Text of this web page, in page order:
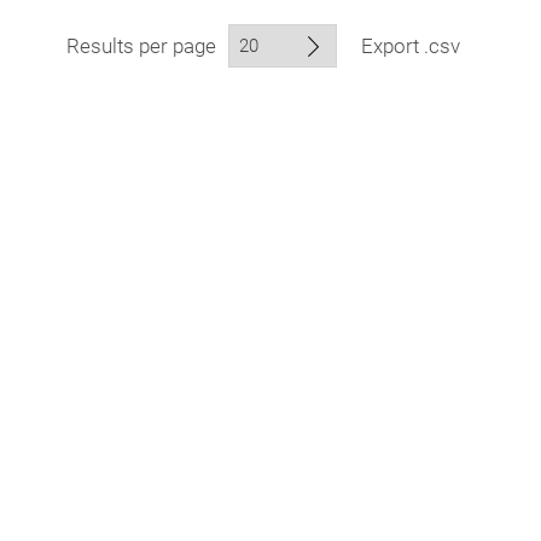
Results per page Export .csv